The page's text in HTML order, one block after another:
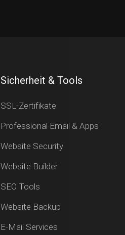
Sicherheit & Tools
SSL-Zertifikate
Professional Email & Apps
Website Security
Website Builder
SEO Tools
Website Backup
E-Mail Services